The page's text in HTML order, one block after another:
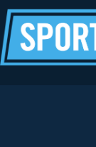
al
contenuto